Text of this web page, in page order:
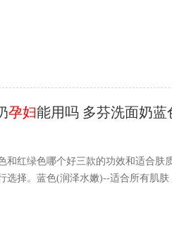
孕妇能用吗 多芬洗面奶蓝
和红绿色哪个好三款的功效和适合肤
选择。蓝色(润泽水嫩)--适合所有肌